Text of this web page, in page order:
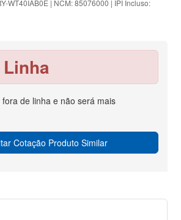
WT40IAB0E | NCM: 85076000 | IPI Incluso:
de linha e não será mais
Cotação Produto Similar